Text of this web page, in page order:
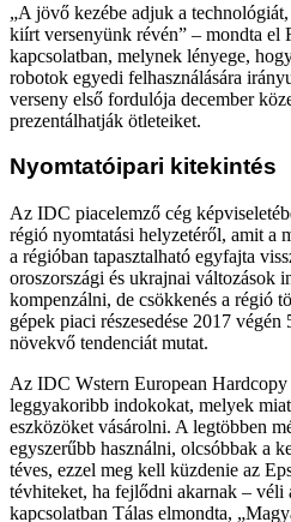
„A jövő kezébe adjuk a
kiírt versenyünk révén” – mondta el
kapcsolatban, melynek lényege,
robotok egyedi felhasználására
verseny első fordulója december
prezentálhatják ötleteiket.
Nyomtatóipari kitekintés
Az IDC piacelemző cég
régió nyomtatási helyzetéről, amit a
a régióban tapasztalható egyfajta
oroszországi és ukrajnai változások
kompenzálni, de csökkenés a régió
gépek piaci részesedése 2017
növekvő tendenciát mutat.
Az IDC Wstern European
leggyakoribb indokokat, melyek
eszközöket vásárolni. A legtöbben
egyszerűbb használni, olcsóbbak a
téves, ezzel meg kell küzdenie az
tévhiteket, ha fejlődni akarnak –
kapcsolatban Tálas elmondta,